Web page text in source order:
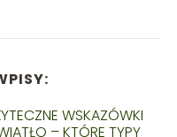
WSKAZÓWKI
– KTÓRE TYPY